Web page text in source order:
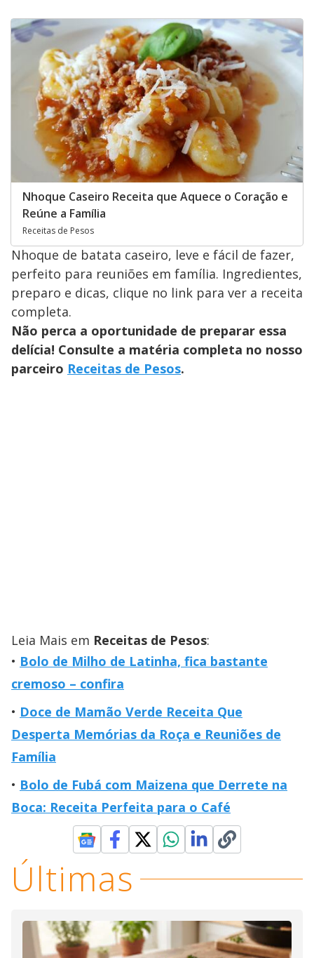
Nhoque Caseiro Receita que Aquece o Coração e
Reúne a Família
Receitas de Pesos
Nhoque de batata caseiro, leve e fácil de fazer,
perfeito para reuniões em família. Ingredientes,
preparo e dicas, clique no link para ver a receita
completa.
Não perca a oportunidade de preparar essa
delícia! Consulte a matéria completa no nosso
parceiro Receitas de Pesos.
Leia Mais em Receitas de Pesos:
Bolo de Milho de Latinha, fica bastante
cremoso – confira
Doce de Mamão Verde Receita Que
Desperta Memórias da Roça e Reuniões de
Família
Bolo de Fubá com Maizena que Derrete na
Boca: Receita Perfeita para o Café
Últimas